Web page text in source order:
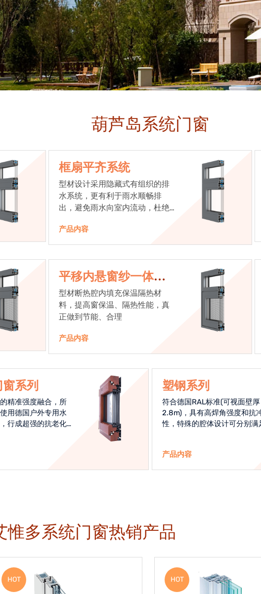
葫芦岛系统门窗
框扇平齐系统
型材设计采用隐藏式有组织的排
水系统，更有利于雨水顺畅排
出，避免雨水向室内流动，杜绝
产品内容
平移内悬窗纱一体系
统
型材断热腔内填充保温隔热材
料，提高窗保温、隔热性能，真
正做到节能、合理
产品内容
系列
精准强度融合，所
用德国户外专用水
行成超强的抗老化
塑钢系列
符合德国RAL标准(可视面壁厚
2.8m)，具有高焊角强度和抗
性，特殊的腔体设计可分别满
产品内容
惟多系统门窗热销产品
HOT HOT